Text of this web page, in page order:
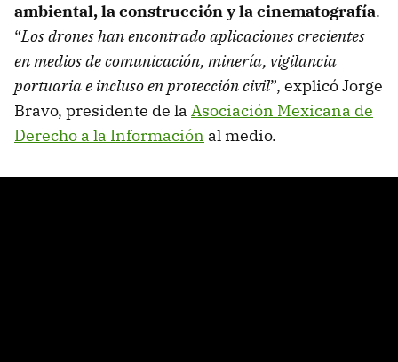
ambiental, la construcción y la cinematografía.
“Los drones han encontrado aplicaciones crecientes
en medios de comunicación, minería, vigilancia
portuaria e incluso en protección civil”, explicó Jorge
Bravo, presidente de la Asociación Mexicana de
Derecho a la Información al medio.